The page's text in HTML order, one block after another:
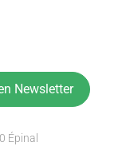
Newsletter
Épinal